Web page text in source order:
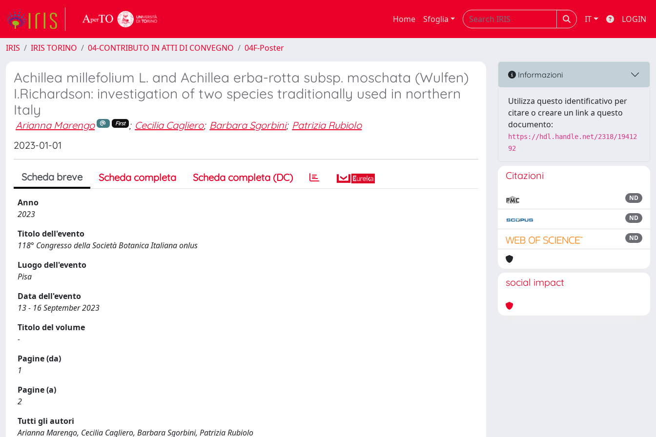
Home Sfoglia IT LOGIN
IRIS IRIS TORINO 04-CONTRIBUTO IN ATTI DI CONVEGNO 04F-Poster
Achillea millefolium L. and Achillea erba-rotta subsp. moschata (Wulfen)
I.Richardson: investigation of two species traditionally used in northern
Italy
Arianna Marengo First ; Cecilia Cagliero; Barbara Sgorbini; Patrizia Rubiolo
2023-01-01
Scheda breve Scheda completa Scheda completa (DC)
Anno
2023
Titolo dell'evento
118° Congresso della Società Botanica Italiana onlus
Luogo dell'evento
Pisa
Data dell'evento
13 - 16 September 2023
Titolo del volume
-
Pagine (da)
1
Pagine (a)
2
Tutti gli autori
Arianna Marengo, Cecilia Cagliero, Barbara Sgorbini, Patrizia Rubiolo
Informazioni
Utilizza questo identificativo per
citare o creare un link a questo
documento:
https://hdl.handle.net/2318/19412
92
Citazioni
ND
ND
ND
social impact